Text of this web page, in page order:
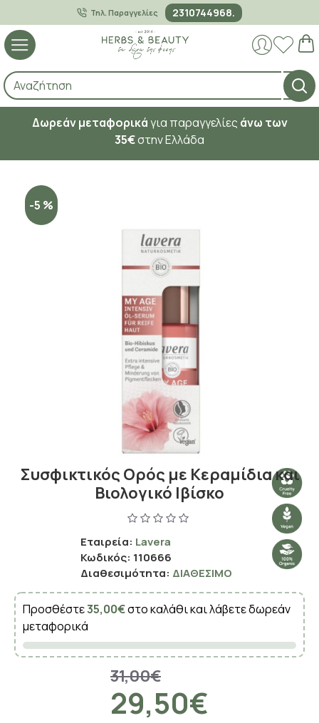
Τηλ. Παραγγελίες 2310744968.
Δωρεάν μεταφορικάγια παραγγελίες άνω των
35€στην Ελλάδα
-5 %
Συσφικτικός Ορός με Κεραμίδια και
Βιολογικό Ιβίσκο
Εταιρεία: Lavera
Κωδικός: 110666
Διαθεσιμότητα: ΔΙΑΘΈΣΙΜΟ
Προσθέστε35,00€στο καλάθι και λάβετε δωρεάν
μεταφορικά
29,50€
31,00€